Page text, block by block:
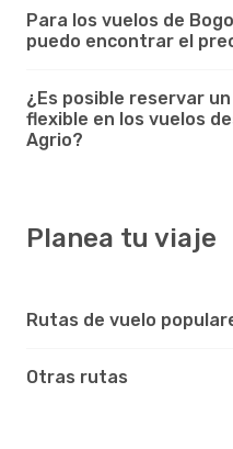
Para los vuelos de
puedo encontrar el
¿Es posible reservar
flexible en los vuelos
Agrio?
Planea tu viaje
Rutas de vuelo
Otras rutas